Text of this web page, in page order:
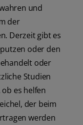
und
der
Derzeit gibt es
oder den
oder
Studien
es helfen
der beim
werden